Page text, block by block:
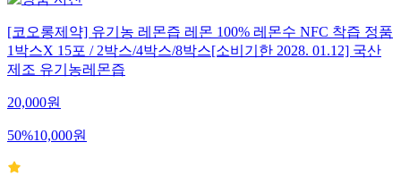
[코오롱제약] 유기농 레몬즙 레몬 100% 레몬수 NFC 착즙 정품
1박스X 15포 / 2박스/4박스/8박스[소비기한 2028. 01.12] 국산
제조 유기농레몬즙
20,000원
50%10,000원